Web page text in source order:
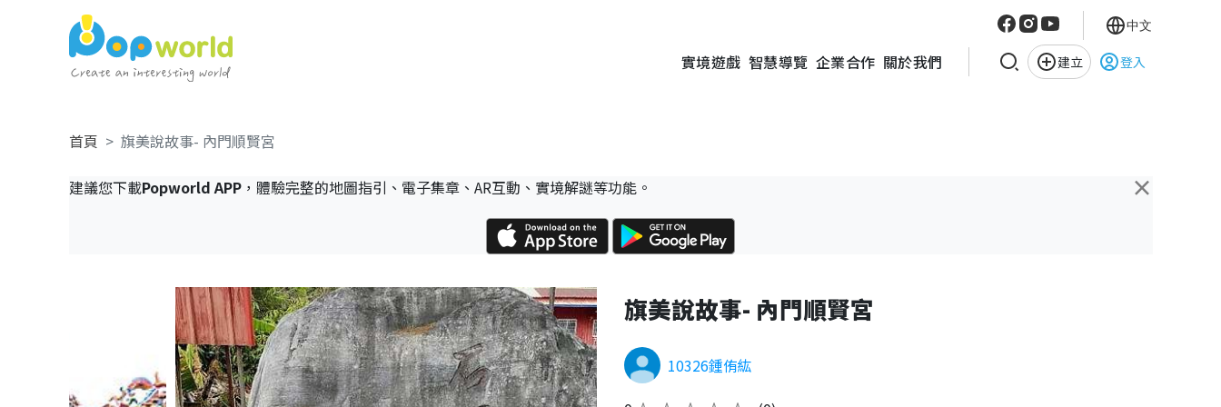
實境遊戲 智慧導覽 企業合作 關於我們 建立 登入
中文
首頁 旗美說故事- 內門順賢宮
×
建議您下載Popworld APP，體驗完整的地圖指引、電子集章、AR互動、實境解謎等功能。
旗美說故事- 內門順賢宮
10326鍾侑紘